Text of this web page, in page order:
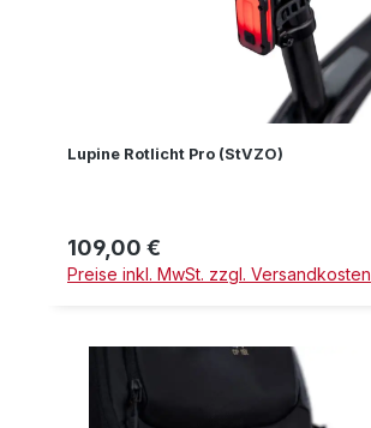
Lupine Rotlicht Pro (StVZO)
Regulärer Preis:
109,00 €
Preise inkl. MwSt. zzgl. Versandkosten